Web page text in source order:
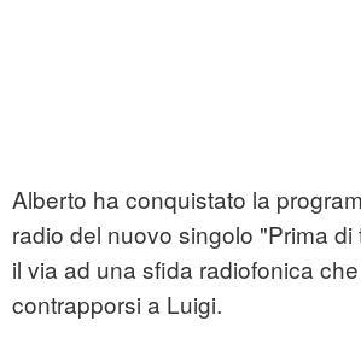
Alberto ha conquistato la
radio del nuovo singolo "Prima di
il via ad una sfida radiofonica
contrapporsi a Luigi.